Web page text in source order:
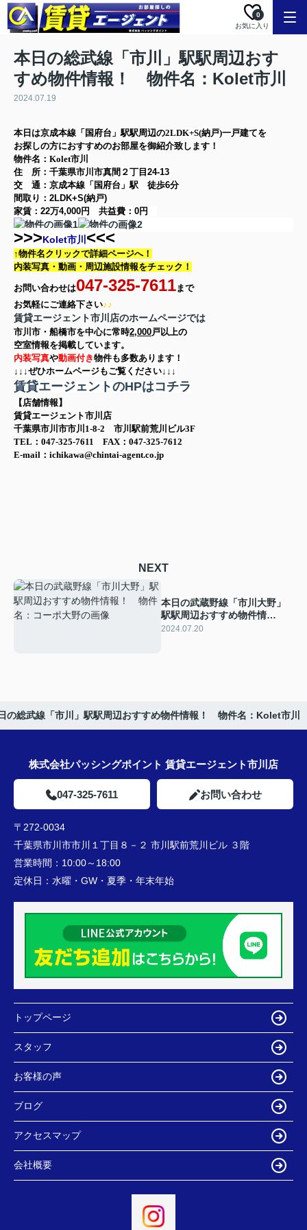
お気に入り
0
本日の総武線「市川」駅駅周辺おす
すめ物件情報！ 物件名：Kolet市川
2024.07.19
本日は京成本線「国府台」駅駅周辺の2LDK+S(納戸)一戸建てを
お探しの方におすすめのお部屋を御紹介致します！
物件名：Kolet市川
住 所： 千葉県市川市真間２丁目24-13
交 通：京成本線「国府台」駅 徒歩6分
間取り： 2LDK+S(納戸)
家賃： 22万4,000円 共益費： 0円
>>>Kolet市川 <<<
↑物件名クリックで詳細ページへ！
内装写真・動画・ 周辺施設情報をチェック！
お問い合わせは047-325-7611まで
お気軽にご連絡下さい♪♪
賃貸エージェント市川店のホームページでは
市川市・船橋市を中心に常時2,000戸以上の
空室情報を掲載しています。
内装写真や動画付き物件も多数あります！
↓↓↓ぜひホームページもご覧ください↓↓↓
賃貸エージェントのHPはコチラ
【店舗情報】
賃貸エージェント市川店
千葉県市川市市川1-8-2 市川駅前荒川ビル3F
TEL：047-325-7611 FAX：047-325-7612
E-mail：ichikawa@chintai-agent.co.jp
NEXT
本日の武蔵野線「市川大野」
駅駅周辺おすすめ物件情
報！ 物件名：コーポ大野
2024.07.20
の総武線「市川」駅駅周辺おすすめ物件情報！ 物件名：Kolet市川
株式会社パッシングポイント 賃貸エージェント市川店
047-325-7611 お問い合わせ
〒272-0034
千葉県市川市市川１丁目８－２ 市川駅前荒川ビル ３階
営業時間： 10:00～18:00
定休日： 水曜・GW・夏季・年末年始
トップページ
スタッフ
お客様の声
ブログ
アクセスマップ
会社概要